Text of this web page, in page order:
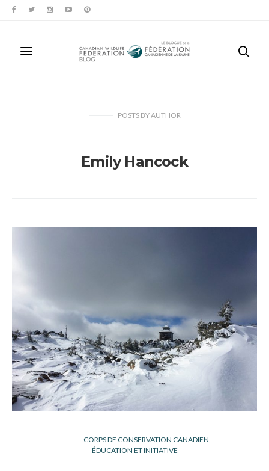
POSTS BYAUTHOR
Emily Hancock
CORPS DE CONSERVATION CANADIEN
ÉDUCATION ET INITIATIVE